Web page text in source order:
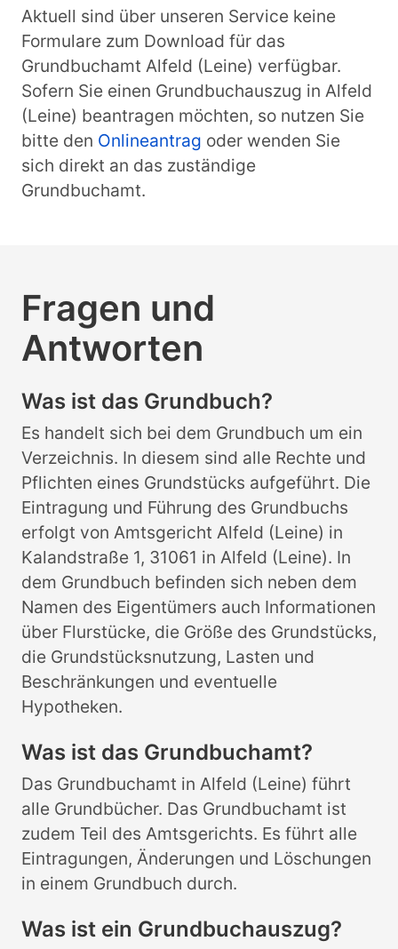
Aktuell sind über unseren Service keine
Formulare zum Download für das
Grundbuchamt Alfeld (Leine) verfügbar.
Sofern Sie einen Grundbuchauszug in Alfeld
(Leine) beantragen möchten, so nutzen Sie
bitte den Onlineantrag oder wenden Sie
sich direkt an das zuständige
Grundbuchamt.
Fragen und
Antworten
Was ist das Grundbuch?
Es handelt sich bei dem Grundbuch um ein
Verzeichnis. In diesem sind alle Rechte und
Pflichten eines Grundstücks aufgeführt. Die
Eintragung und Führung des Grundbuchs
erfolgt von Amtsgericht Alfeld (Leine) in
Kalandstraße 1, 31061 in Alfeld (Leine). In
dem Grundbuch befinden sich neben dem
Namen des Eigentümers auch Informationen
über Flurstücke, die Größe des Grundstücks,
die Grundstücksnutzung, Lasten und
Beschränkungen und eventuelle
Hypotheken.
Was ist das Grundbuchamt?
Das Grundbuchamt in Alfeld (Leine) führt
alle Grundbücher. Das Grundbuchamt ist
zudem Teil des Amtsgerichts. Es führt alle
Eintragungen, Änderungen und Löschungen
in einem Grundbuch durch.
Was ist ein Grundbuchauszug?